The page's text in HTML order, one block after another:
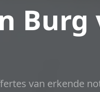
Burg
van erkende